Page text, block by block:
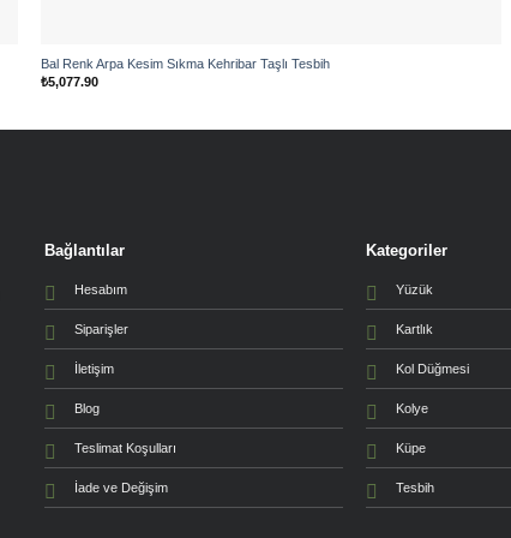
Bal Renk Arpa Kesim Sıkma Kehribar Taşlı Tesbih
₺5,077.90
Bağlantılar
Hesabım
Siparişler
İletişim
Blog
Teslimat Koşulları
İade ve Değişim
Kategoriler
Yüzük
Kartlık
Kol Düğmesi
Kolye
Küpe
Tesbih